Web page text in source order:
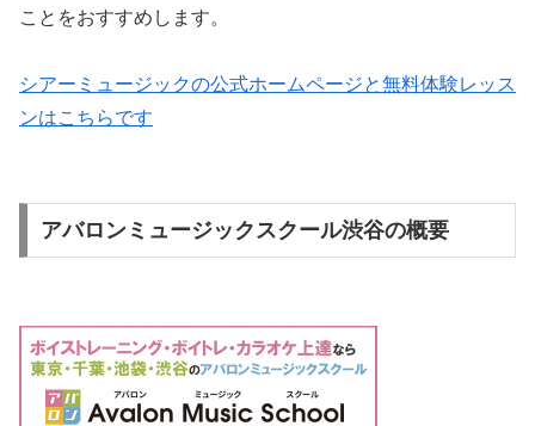
ことをおすすめします。
シアーミュージックの公式ホームページと無料体験レッス
ンはこちらです
アバロンミュージックスクール渋谷の概要